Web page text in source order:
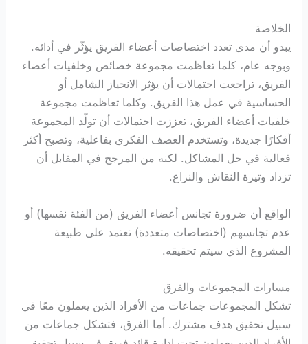
الخلاصة
يبدو أن مدى تعدد اختصاصات أعضاء الفريق يؤثّر في أدائه.
وبوجه عام، كلما تعاظمت مجموعة خصائص وخلفيات أعضاء
الفريق، تراجعت احتمالات أن يؤثر الانحياز الشامل أو
الحساسية في عمل هذا الفريق. وكلما تعاظمت مجموعة
خلفيات أعضاء الفريق، تعززت احتمالات أن تولّد المجموعة
أفكارًا جديدة، وتستخدم العصف الفكري بفاعلية، وتصبح أكثر
فعالية في حل المشاكل. لكنه من المرجح في المقابل أن
تزداد وتيرة النقاش والنزاع.
الواقع أن ضرورة تجانس أعضاء الفريق (من الفئة نفسها) أو
عدم تجانسهم (اختصاصات متعددة) تعتمد على طبيعة
المشروع الذي سيتم تحقيقه.
مسارات المجموعات والفرق
تشكل المجموعات جماعات من الأفراد الذين يعملون معًا في
سبيل تحقيق هدف مشترك. أما الفرق، فتشكل جماعات من